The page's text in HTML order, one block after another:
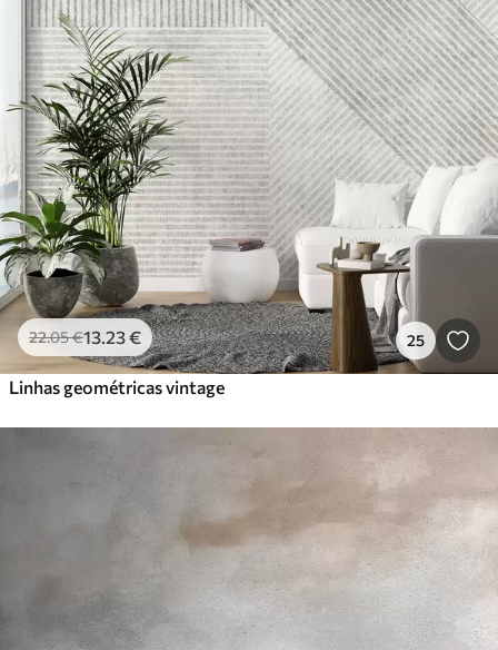
22.05€13.23€ 25
Linhas geométricas vintage